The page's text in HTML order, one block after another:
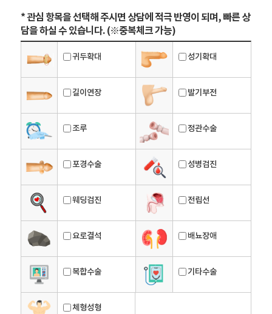
* 관심 항목을 선택해 주시면 상담에 적극 반영이 되며, 빠른 상
담을 하실 수 있습니다. (※중복체크 가능)
귀두확대 성기확대
길이연장 발기부전
조루 정관수술
포경수술 성병검진
웨딩검진 전립선
요로결석 배뇨장애
복합수술 기타수술
체형성형